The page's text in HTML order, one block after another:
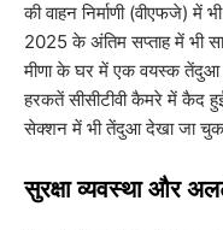
की वाहन निर्माणी (वीएफजे) में
2025 के अंतिम सप्ताह में भी
मीणा के घर में एक वयस्क तेंदुआ
हरकतें सीसीटीवी कैमरे में कैद
सेक्शन में भी तेंदुआ देखा जा
​सुरक्षा व्यवस्था और